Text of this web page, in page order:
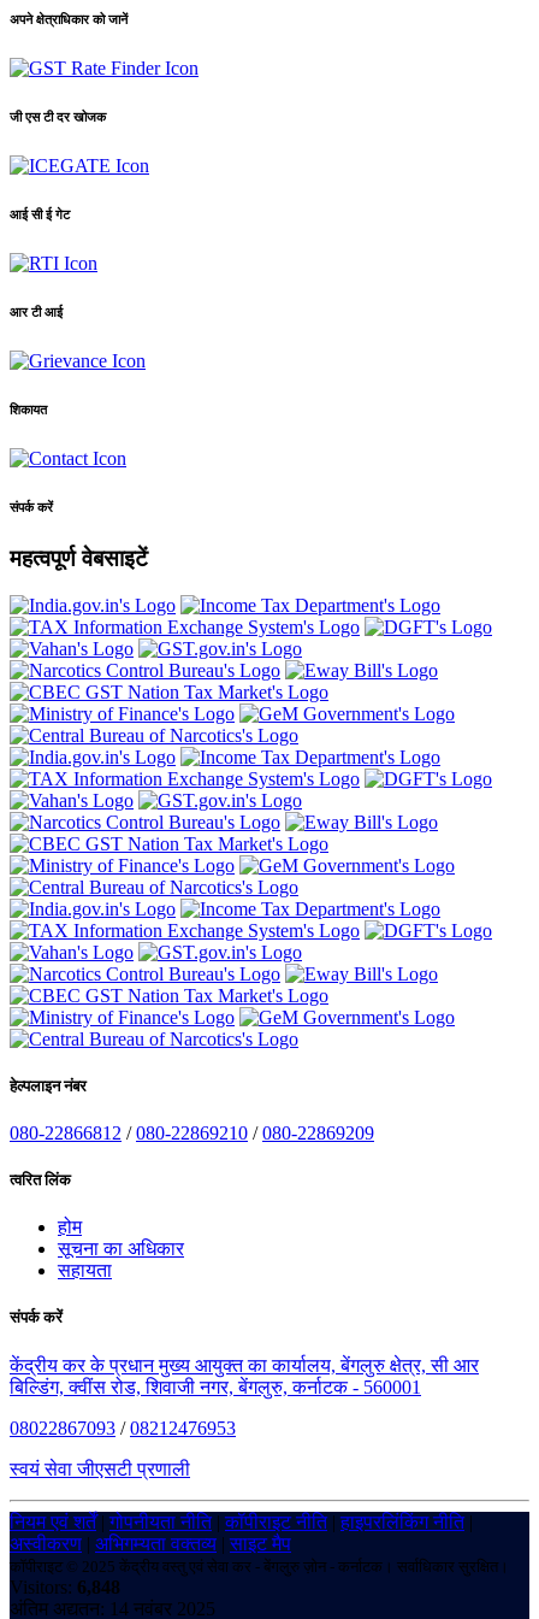
अपने क्षेत्राधिकार को जानें
जी एस टी दर खोजक
आई सी ई गेट
आर टी आई
शिकायत
संपर्क करें
महत्वपूर्ण वेबसाइटें
हेल्पलाइन नंबर
080-22866812 /080-22869210 /080-22869209
त्वरित लिंक
होम
सूचना का अधिकार
सहायता
संपर्क करें
केंद्रीय कर के प्रधान मुख्य आयुक्त का कार्यालय, बेंगलुरु क्षेत्र, सी आर
बिल्डिंग, क्वींस रोड, शिवाजी नगर, बेंगलुरु, कर्नाटक - 560001
08022867093 /08212476953
स्वयं सेवा जीएसटी प्रणाली
नियम एवं शर्तें|गोपनीयता नीति|कॉपीराइट नीति|हाइपरलिंकिंग नीति|
अस्वीकरण | अभिगम्यता वक्तव्य |साइट मैप
कॉपीराइट © 2025 केंद्रीय वस्तु एवं सेवा कर - बेंगलुरु ज़ोन - कर्नाटक। सर्वाधिकार सुरक्षित।
Visitors: 6,848
अंतिम अद्यतन: 14 नवंबर 2025